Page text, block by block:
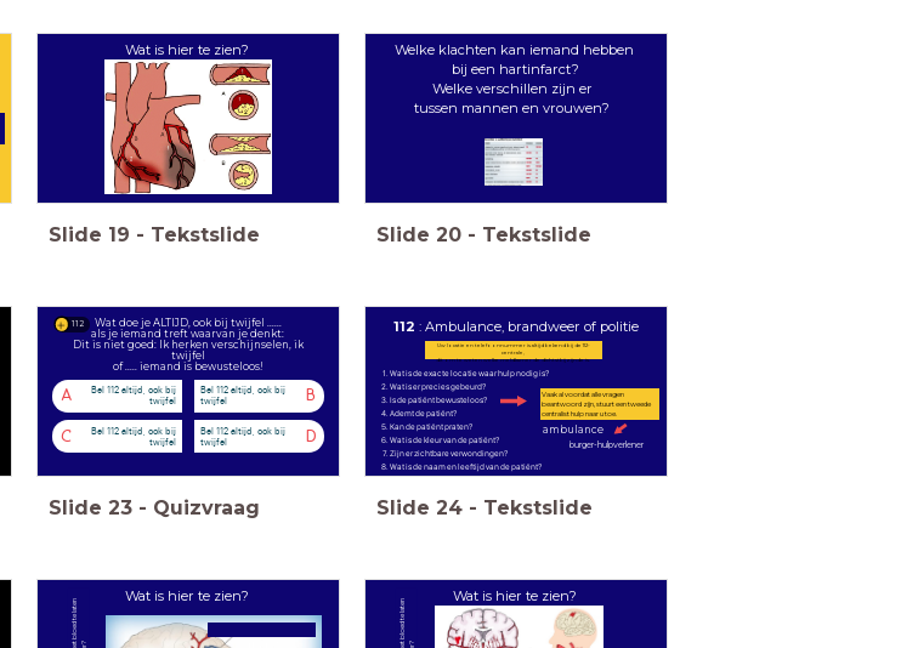
Wat is hier te zien?
Slide 19 - Tekstslide
Welke klachten kan iemand hebben
bij een hartinfarct?
Welke verschillen zijn er
tussen mannen en vrouwen?
Slide 20 - Tekstslide
Wat doe je ALTIJD, ook bij twijfel ......
als je iemand treft waarvan je denkt:
Dit is niet goed: Ik herken verschijnselen, ik
twijfel
of ..... iemand is bewusteloos!
112
A
Bel 112 altijd, ook bij
twijfel
B
Bel 112 altijd, ook bij
twijfel
C
Bel 112 altijd, ook bij
twijfel
D
Bel 112 altijd, ook bij
twijfel
Slide 23 - Quizvraag
112 : Ambulance, brandweer of politie
Wat is de exacte locatie waar hulp nodig is?
Wat is er precies gebeurd?
Is de patiënt bewusteloos?
Ademt de patiënt?
Kan de patiënt praten?
Wat is de kleur van de patiënt?
Zijn er zichtbare verwondingen?
Wat is de naam en leeftijd van de patiënt?
Vaak al voordat alle vragen
beantwoord zijn, stuurt een tweede
centralist hulp naar u toe.
Uw locatie en telefoonnummer is altijd bekend bij de 112-
centrale,
dit om te weten welke meldkamer de dichtstbijzijnde is.
ambulance
burger-hulpverlener
Slide 24 - Tekstslide
Wat is hier te zien? Wat is hier te zien?